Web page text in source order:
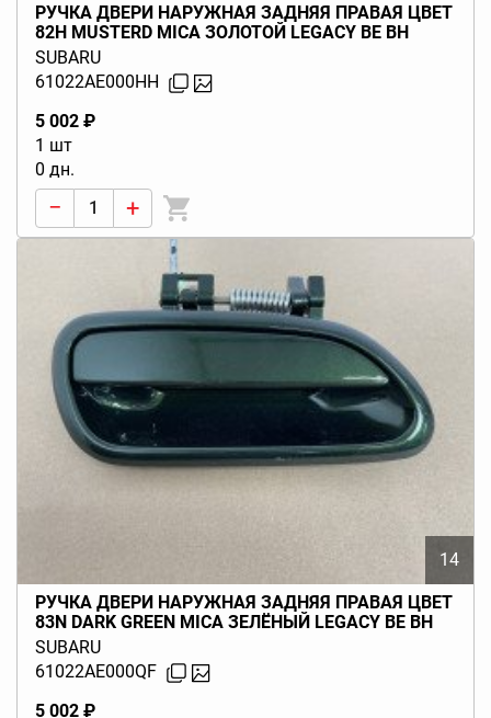
РУЧКА ДВЕРИ НАРУЖНАЯ ЗАДНЯЯ ПРАВАЯ ЦВЕТ
82H MUSTERD MICA ЗОЛОТОЙ LEGACY BE BH
(B12) 1997-2000
SUBARU
61022AE000HH
5 002 ₽
1 шт
0 дн.
− +
14
РУЧКА ДВЕРИ НАРУЖНАЯ ЗАДНЯЯ ПРАВАЯ ЦВЕТ
83N DARK GREEN MICA ЗЕЛЁНЫЙ LEGACY BE BH
(B12) 1997-2000
SUBARU
61022AE000QF
5 002 ₽